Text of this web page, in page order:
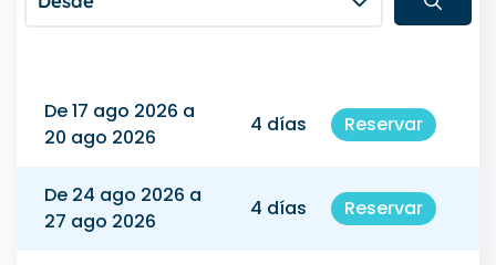
De 17 ago 2026 a
20 ago 2026
4 días Reservar
De 24 ago 2026 a
27 ago 2026
4 días Reservar